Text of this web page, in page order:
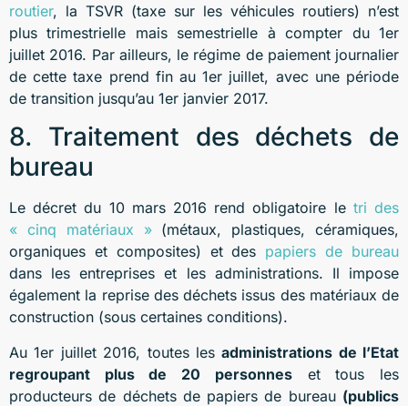
routier, la TSVR (taxe sur les véhicules routiers) n’est
plus trimestrielle mais semestrielle à compter du 1er
juillet 2016. Par ailleurs, le régime de paiement journalier
de cette taxe prend fin au 1er juillet, avec une période
de transition jusqu’au 1er janvier 2017.
8. Traitement des déchets de
bureau
Le décret du 10 mars 2016 rend obligatoire le tri des
« cinq matériaux »(métaux, plastiques, céramiques,
organiques et composites) et des papiers de bureau
dans les entreprises et les administrations. Il impose
également la reprise des déchets issus des matériaux de
construction (sous certaines conditions).
Au 1er juillet 2016, toutes lesadministrations de l’Etat
regroupant plus de 20 personneset tous les
producteurs de déchets de papiers de bureau (publics